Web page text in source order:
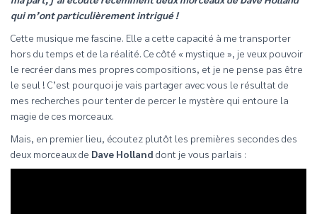
qui m’ont particulièrement intrigué !
Cette musique me fascine. Elle a cette capacité à me transporter
hors du temps et de la réalité. Ce côté « mystique », je veux pouvoir
le recréer dans mes propres compositions, et je ne pense pas être
le seul ! C’est pourquoi je vais partager avec vous le résultat de
mes recherches pour tenter de percer le mystère qui entoure la
magie de ces morceaux.
Mais, en premier lieu, écoutez plutôt les premières secondes des
deux morceaux de Dave Holland dont je vous parlais :